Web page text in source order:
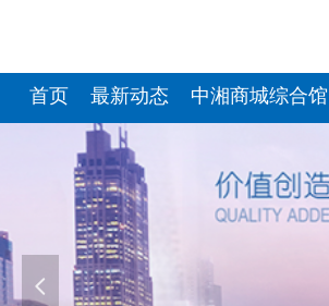
首页 最新动态 中湘商城综合馆
넳